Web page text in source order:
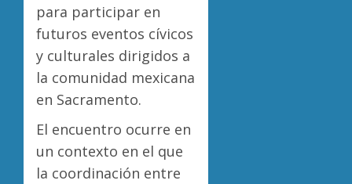
para participar en
futuros eventos cívicos
y culturales dirigidos a
la comunidad mexicana
en Sacramento.
El encuentro ocurre en
un contexto en el que
la coordinación entre